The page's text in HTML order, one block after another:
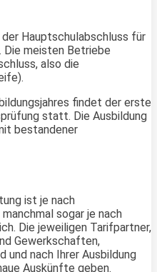
Hauptschulabschluss für
Die meisten Betriebe
also die
findet der erste
statt. Die Ausbildung
bestandener
ist je nach
sogar je nach
Die jeweiligen Tarifpartner,
Gewerkschaften,
und nach Ihrer Ausbildung
Auskünfte geben.